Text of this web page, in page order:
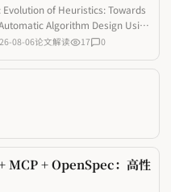
Evolution of Heuristics: Towards
Algorithm Design Using
Model
08-06论文解读 17 0
MCP + OpenSpec：高性